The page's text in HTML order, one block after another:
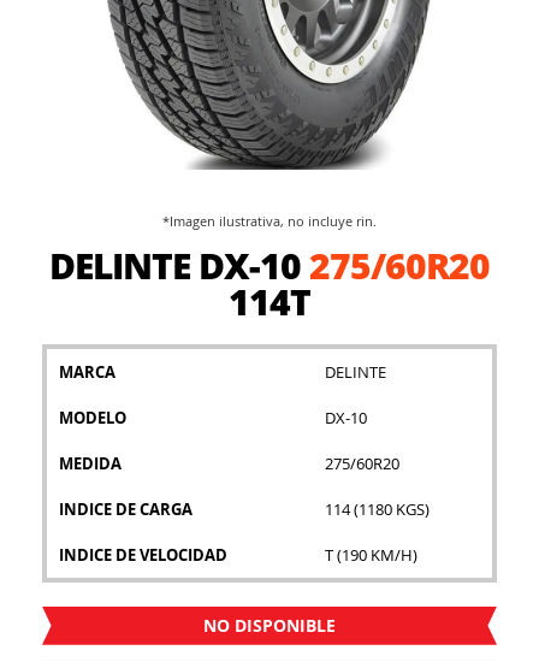
DELINTE DX-10275/60R20
114T
MARCA DELINTE
MODELO DX-10
MEDIDA 275/60R20
INDICE DE CARGA 114 (1180 KGS)
INDICE DE VELOCIDAD T (190 KM/H)
NO DISPONIBLE
*Imagen ilustrativa, no incluye rin.
galería
imágenes